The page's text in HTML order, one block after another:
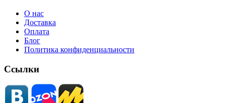
О нас
Доставка
Оплата
Блог
Политика конфиденциальности
Ссылки